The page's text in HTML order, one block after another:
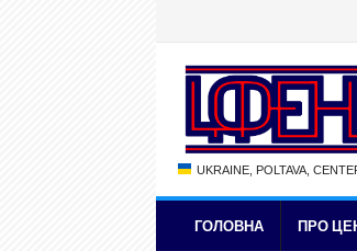
UKRAINE, POLTAVA,
ГОЛОВНА ПРО